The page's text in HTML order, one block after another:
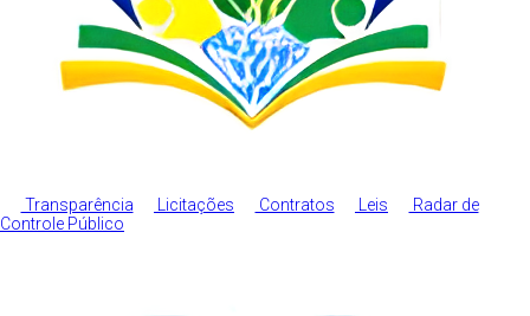
Transparência Licitações Contratos Leis
Radar de
Controle Público